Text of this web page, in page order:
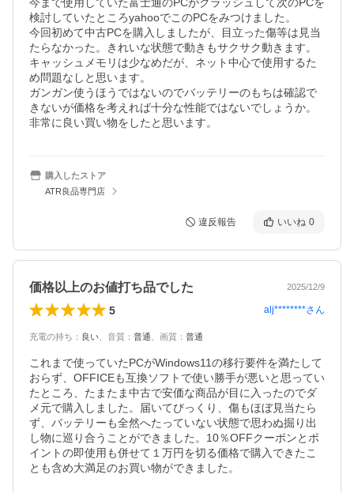
検討していたところyahooでこのPCをみつけました。
今回初めて中古PCを購入しましたが、目立った傷等は見当
たらなかった。きれいな状態で動きもサクサク動きます。
キャッシュメモリは少なめだが、ネット中心で使用するた
め問題なしと思います。
ガンガン使うほうではないのでバッテリーのもちは確認で
きないが価格を考えれば十分な性能ではないでしょうか。
非常に良い買い物をしたと思います。
購入したストア
ATR良品専門店
違反報告 いいね 0
価格以上のお値打ち品でした 2025/12/9
5 alj********さん
充電の持ち ： 良い 音質 ： 普通 画質 ： 普通
これまで使っていたPCがWindows11の移行要件を満たして
おらず、OFFICEも互換ソフトで使い勝手が悪いと思ってい
たところ、たまたま中古で安価な商品が目に入ったのでダ
メ元で購入しました。届いてびっくり、傷もほぼ見当たら
ず、バッテリーも全然へたっていない状態で思わぬ掘り出
し物に巡り合うことができました。10％OFFクーポンとポ
イントの即使用も併せて１万円を切る価格で購入できたこ
とも含め大満足のお買い物ができました。